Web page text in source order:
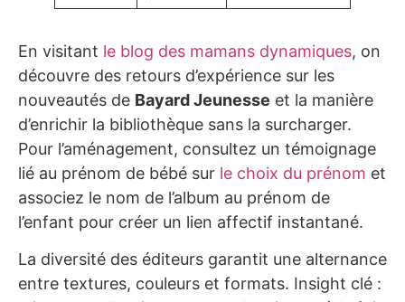
En visitant le blog des mamans dynamiques, on
découvre des retours d’expérience sur les
nouveautés de Bayard Jeunesse et la manière
d’enrichir la bibliothèque sans la surcharger.
Pour l’aménagement, consultez un témoignage
lié au prénom de bébé sur le choix du prénom et
associez le nom de l’album au prénom de
l’enfant pour créer un lien affectif instantané.
La diversité des éditeurs garantit une alternance
entre textures, couleurs et formats. Insight clé :